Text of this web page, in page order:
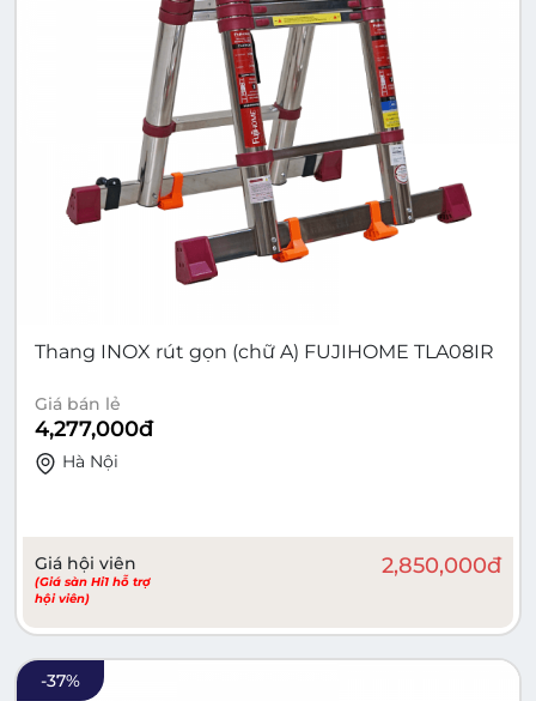
Thang INOX rút gọn (chữ A) FUJIHOME TLA08IR
Giá bán lẻ
4,277,000đ
Hà Nội
Giá hội viên
(Giá sàn Hi1 hỗ trợ
hội viên)
2,850,000đ
-37%